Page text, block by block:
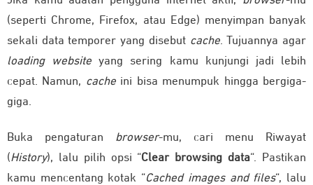
(seperti Chrome, Firefox, atau Edge) menyimpan banyak
sekali data temporer yang disebut cache. Tujuannya agar
loading website yang sering kamu kunjungi jadi lebih
cepat. Namun, cacheini bisa menumpuk hingga bergiga-
giga.
Buka pengaturan browser-mu, cari menu Riwayat
(History), lalu pilih opsi “Clear browsing data“. Pastikan
kamu mencentang kotak “Cached images and files“, lalu